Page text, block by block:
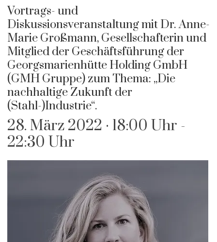
Vortrags- und
Diskussionsveranstaltung mit Dr. Anne-
Marie Großmann, Gesellschafterin und
Mitglied der Geschäftsführung der
Georgsmarienhütte Holding GmbH
(GMH Gruppe) zum Thema: „Die
nachhaltige Zukunft der
(Stahl-)Industrie“.
28. März 2022 · 18:00 Uhr -
22:30 Uhr